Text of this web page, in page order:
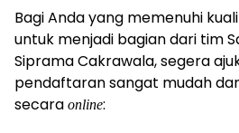
Bagi Anda yang memenuhi
untuk menjadi bagian dari tim
Siprama Cakrawala, segera
pendaftaran sangat mudah
secara online: